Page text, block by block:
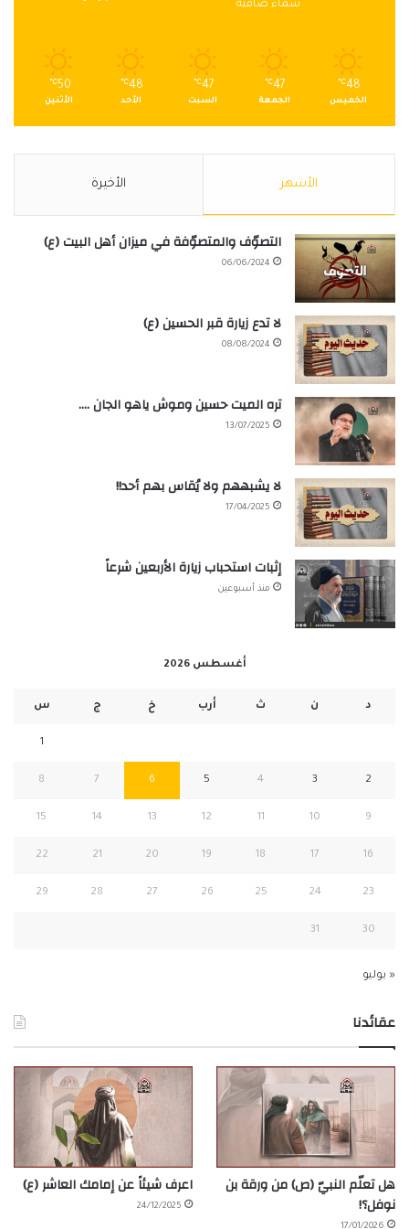
سماء صافية
48
℃
الخميس
47
℃
الجمعة
47
℃
السبت
48
℃
الأحد
50
℃
الأثنين
الأشهر الأخيرة
التصوّف والمتصوّفة في ميزان أهل البيت (ع)
06/06/2024
لا تدع زيارة قبر الحسين (ع)
08/08/2024
تره الميت حسين وموش ياهو الجان ….
13/07/2025
لا يشبههم ولا يُقاس بهم أحد!!
17/04/2025
إثبات استحباب زيارة الأربعين شرعاً
منذ أسبوعين
أغسطس 2026
د ن ث أرب خ ج س
1
2
3
4
5
6
7
8
9
10
11
12
13
14
15
16
17
18
19
20
21
22
23
24
25
26
27
28
29
30
31
« يوليو
عقائدنا
هل تعلّم النبيّ (ص) من ورقة بن
نوفل؟!
17/01/2026
اعرف شيئاً عن إمامك العاشر (ع)
24/12/2025